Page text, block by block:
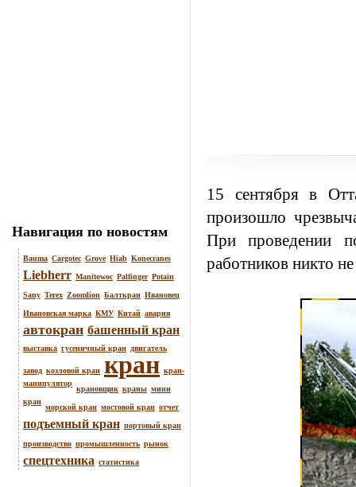
Навигация по новостям
Bauma Cargotec Grove Hiab Konecranes
Liebherr Manitowoc Palfinger Potain
Sany Terex Zoomlion Балткран Ивановец
Ивановская марка КМУ Китай авария
автокран башенный кран
выставка гусеничный кран двигатель
завод козловой кран кран кран-
манипулятор крановщик краны мини
кран морской кран мостовой кран отчет
подъемный кран портовый кран
производство промышленность рынок
спецтехника статистика
15 сентября в
произошло
При проведении
работников никто